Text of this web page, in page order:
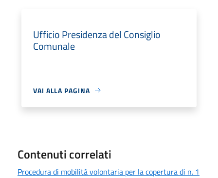
Ufficio Presidenza del Consiglio
Comunale
VAI ALLA PAGINA
Contenuti correlati
Procedura di mobilità volontaria per la copertura di n. 1